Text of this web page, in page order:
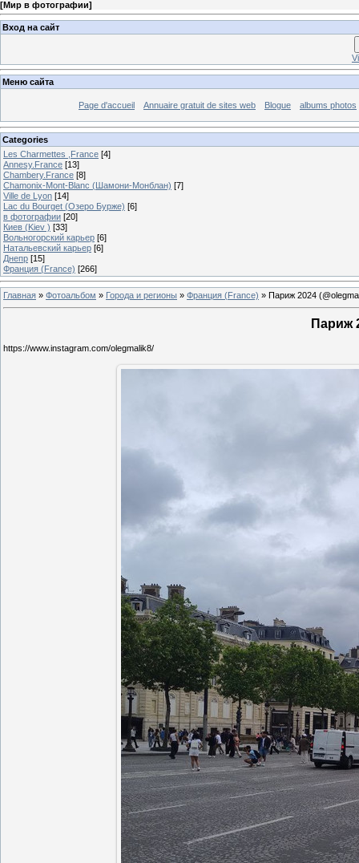
[Мир в фотографии]
Вход на сайт
Меню сайта
Page d'accueil Annuaire gratuit de sites web Blogue albums photos
Categories
Les Charmettes ,France [4]
Annesy.France [13]
Chambery.France [8]
Chamonix-Mont-Blanc (Шамони-Монблан) [7]
Ville de Lyon [14]
Lac du Bourget (Озеро Бурже) [6]
в фотографии [20]
Киев (Kiev ) [33]
Вольногорский карьер [6]
Натальевский карьер [6]
Днепр [15]
Франция (France) [266]
Главная » Фотоальбом » Города и регионы » Франция (France) » Париж 2024
Париж
https://www.instagram.com/olegmalik8/